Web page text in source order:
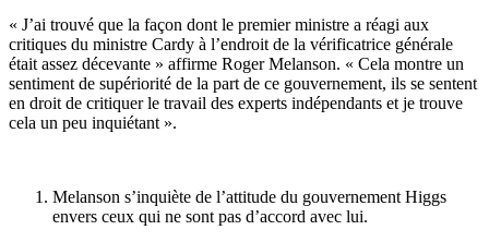
« J’ai trouvé que la façon dont le premier ministre a réagi aux
critiques du ministre Cardy à l’endroit de la vérificatrice générale
était assez décevante » affirme Roger Melanson. « Cela montre un
sentiment de supériorité de la part de ce gouvernement, ils se sentent
en droit de critiquer le travail des experts indépendants et je trouve
cela un peu inquiétant ».
Melanson s’inquiète de l’attitude du gouvernement Higgs
envers ceux qui ne sont pas d’accord avec lui.